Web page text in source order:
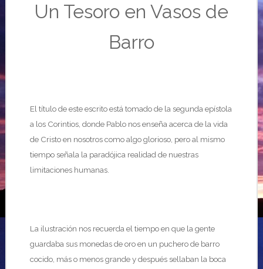
Un Tesoro en Vasos de
Barro
El título de este escrito está tomado de la segunda epístola
a los Corintios, donde Pablo nos enseña acerca de la vida
de Cristo en nosotros como algo glorioso, pero al mismo
tiempo señala la paradójica realidad de nuestras
limitaciones humanas.
La ilustración nos recuerda el tiempo en que la gente
guardaba sus monedas de oro en un puchero de barro
cocido, más o menos grande y después sellaban la boca